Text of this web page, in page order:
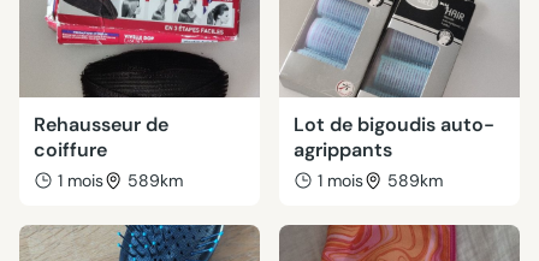
Rehausseur de
coiffure
1 mois 589km
Lot de bigoudis auto-
agrippants
1 mois 589km